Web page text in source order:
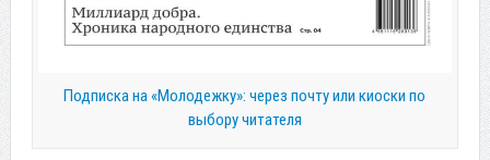
Подписка на «Молодежку»: через почту или киоски по
выбору читателя